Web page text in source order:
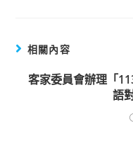
相關內容
客家委員會辦理「
語